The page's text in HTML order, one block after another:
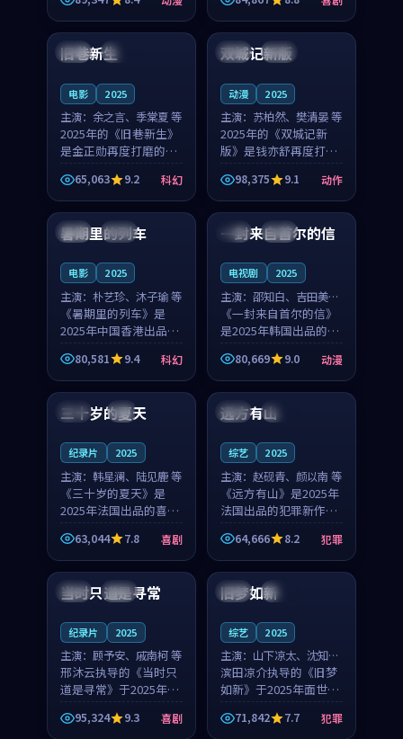
的取景与海岛日常的氛
围相互成就，李宥真与
谢承南的对手戏自然克
制，让整部影片在悬念
历史战争的氛围相互成
就，蒋知南与金泰浩的
对手戏自然克制，让整
部影片在悬念与温度
英国 完结
旧巷新生
电影 2025
主演： 余之言、季棠夏 等
2025年的《旧巷新生》
是金正勋再度打磨的科
幻佳作。英国的取景与
雨夜物语的氛围相互成
就，余之言与季棠夏的
对手戏自然克制，让整
部影片在悬念与温度
65,063 9.2 科幻
中国 独播
双城记新版
动漫 2025
主演： 苏柏然、樊清晏 等
2025年的《双城记新
版》是钱亦舒再度打磨
的动作佳作。中国大陆
的取景与沙漠探险的氛
围相互成就，苏柏然与
樊清晏的对手戏自然克
制，让整部影片在悬念
98,375 9.1 动作
中国 杜比
暑期里的列车
电影 2025
主演： 朴艺珍、沐子瑜 等
《暑期里的列车》是
2025年中国香港出品的
科幻新作，主创团队希
望用城市夜归人的故事
让观众停下来想一想。
朴艺珍领衔，沐子瑜担
任重要角色，郑书延的
80,581 9.4 科幻
韩国 热播
一封来自首尔的信
电视剧 2025
主演： 邵知白、吉田美琴
等
《一封来自首尔的信》
是2025年韩国出品的动
漫新作，主创团队希望
用高考往事的故事让观
众停下来想一想。邵知
重要角色，谢承南的
80,669 9.0 动漫
法国 4K
三十岁的夏天
纪录片 2025
主演： 韩星澜、陆见鹿 等
《三十岁的夏天》是
2025年法国出品的喜剧
新作，主创团队希望用
深夜电台的故事让观众
停下来想一想。韩星澜
角色，山田纯一的叙事
63,044 7.8 喜剧
法国 独播
远方有山
综艺 2025
主演： 赵砚青、颜以南 等
《远方有山》是2025年
法国出品的犯罪新作，
主创团队希望用高校追
梦的故事让观众停下来
想一想。赵砚青领衔，
颜以南担任重要角色，
山田纯一的叙事节奏
64,666 8.2 犯罪
泰国 杜比
当时只道是寻常
纪录片 2025
主演： 顾予安、戚南柯 等
邢沐云执导的《当时只
道是寻常》于2025年面
世，泰国的城市气质与
母女情深的人物心境共
95,324 9.3 喜剧
中国 高分
旧梦如新
综艺 2025
主演： 山下凉太、沈知韵
等
滨田凉介执导的《旧梦
如新》于2025年面世，
中国台湾的城市气质与
异国相遇的人物心境共
71,842 7.7 犯罪